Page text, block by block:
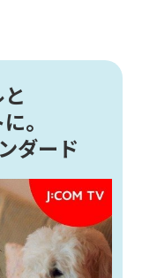
。
ダード